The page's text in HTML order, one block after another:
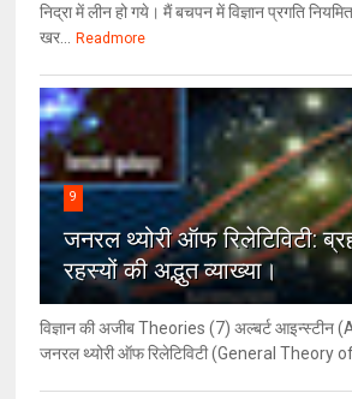
निद्रा में लीन हो गये। मैं बचपन में विज्ञान प्रगति
खर...
Readmore
9
जनरल थ्‍योरी ऑफ रिलेटिविटी:
रहस्‍यों की अद्भुत व्‍याख्‍या।
विज्ञान की अजीब Theories (7) अल्‍बर्ट
जनरल थ्योरी ऑफ रिलेटिविटी (General Theory